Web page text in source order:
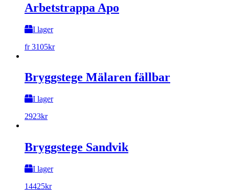
Arbetstrappa Apo
I lager
fr3105kr
Bryggstege Mälaren fällbar
I lager
2923kr
Bryggstege Sandvik
I lager
14425kr